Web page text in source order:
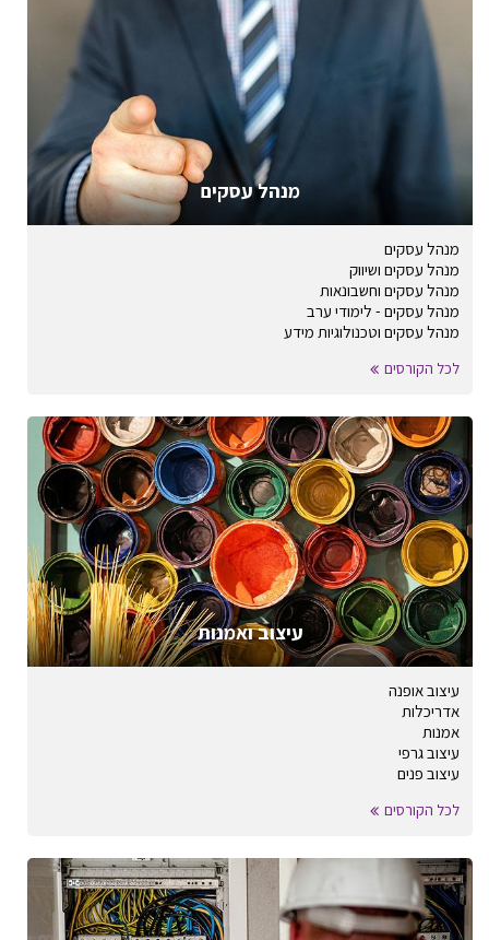
מנהל עסקים
מנהל עסקים
מנהל עסקים ושיווק
מנהל עסקים וחשבונאות
מנהל עסקים - לימודי ערב
מנהל עסקים וטכנולוגיות מידע
לכל הקורסים
עיצוב ואמנות
עיצוב אופנה
אדריכלות
אמנות
עיצוב גרפי
עיצוב פנים
לכל הקורסים